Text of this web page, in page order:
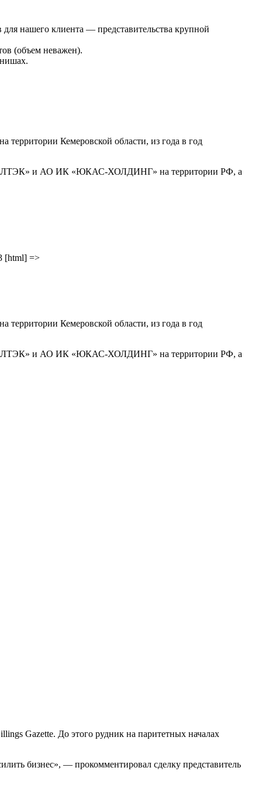
нашего клиента — представительства крупной
(объем неважен).
территории Кемеровской области, из года в год
и АО ИК «ЮКАС-ХОЛДИНГ» на территории РФ, а
[html] =>
территории Кемеровской области, из года в год
и АО ИК «ЮКАС-ХОЛДИНГ» на территории РФ, а
Gazette. До этого рудник на паритетных началах
бизнес», — прокомментировал сделку представитель